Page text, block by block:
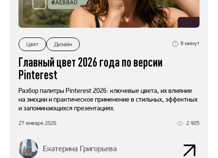
Цвет Дизайн 8 минут
Главный цвет 2026 года по версии
Pinterest
Разбор палитры Pinterest 2026: ключевые цвета, их влияние
на эмоции и практическое применение в стильных, эффектных
и запоминающихся презентациях.
27 января 2026 2 905
Екатерина Григорьева